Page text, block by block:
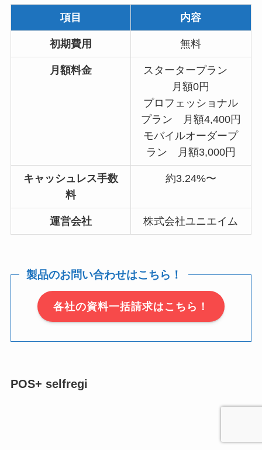
項目 内容
初期費用 無料
月額料金
スタータープラン
月額0円
プロフェッショナル
プラン 月額4,400円
モバイルオーダープ
ラン 月額3,000円
キャッシュレス手数
料
約3.24%〜
運営会社 株式会社ユニエイム
製品のお問い合わせはこちら！
各社の資料一括請求はこちら！
POS+ selfregi